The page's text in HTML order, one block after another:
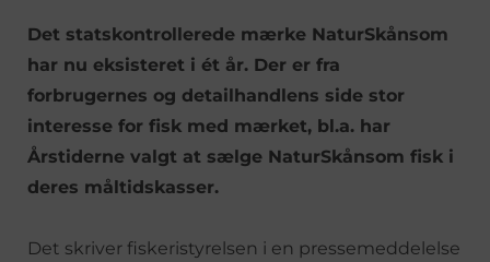
Det statskontrollerede mærke NaturSkånsom
har nu eksisteret i ét år. Der er fra
forbrugernes og detailhandlens side stor
interesse for fisk med mærket, bl.a. har
Årstiderne valgt at sælge NaturSkånsom fisk i
deres måltidskasser.
Det skriver fiskeristyrelsen i en pressemeddelelse